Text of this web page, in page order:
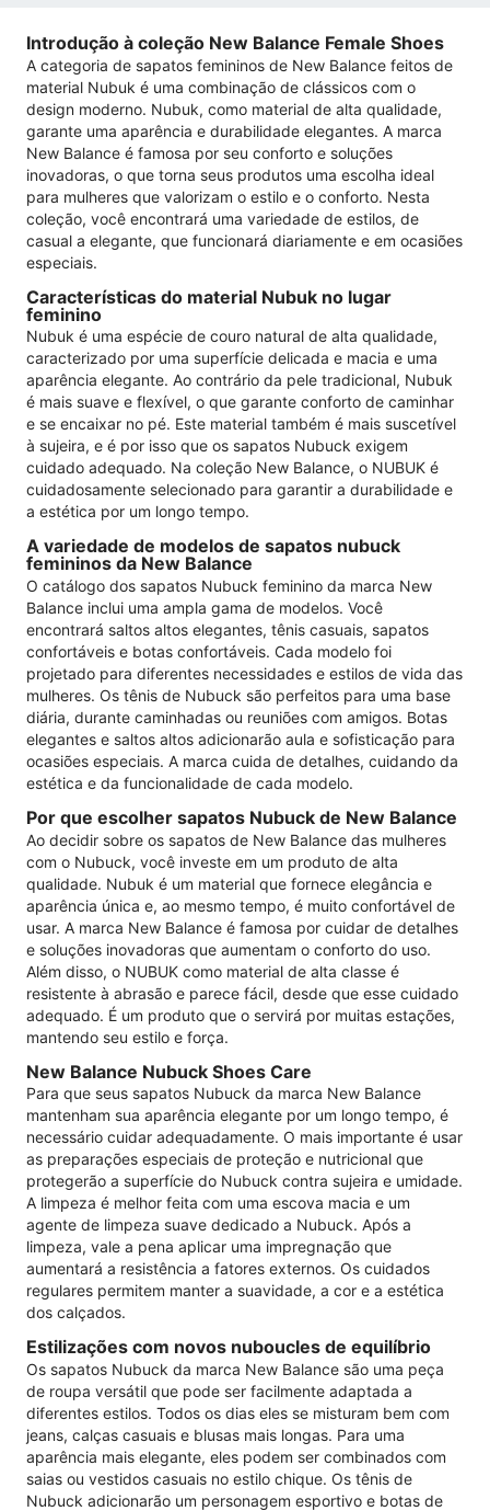
Introdução à coleção New Balance Female Shoes
A categoria de sapatos femininos de New Balance feitos de
material Nubuk é uma combinação de clássicos com o
design moderno. Nubuk, como material de alta qualidade,
garante uma aparência e durabilidade elegantes. A marca
New Balance é famosa por seu conforto e soluções
inovadoras, o que torna seus produtos uma escolha ideal
para mulheres que valorizam o estilo e o conforto. Nesta
coleção, você encontrará uma variedade de estilos, de
casual a elegante, que funcionará diariamente e em ocasiões
especiais.
Características do material Nubuk no lugar
feminino
Nubuk é uma espécie de couro natural de alta qualidade,
caracterizado por uma superfície delicada e macia e uma
aparência elegante. Ao contrário da pele tradicional, Nubuk
é mais suave e flexível, o que garante conforto de caminhar
e se encaixar no pé. Este material também é mais suscetível
à sujeira, e é por isso que os sapatos Nubuck exigem
cuidado adequado. Na coleção New Balance, o NUBUK é
cuidadosamente selecionado para garantir a durabilidade e
a estética por um longo tempo.
A variedade de modelos de sapatos nubuck
femininos da New Balance
O catálogo dos sapatos Nubuck feminino da marca New
Balance inclui uma ampla gama de modelos. Você
encontrará saltos altos elegantes, tênis casuais, sapatos
confortáveis ​​e botas confortáveis. Cada modelo foi
projetado para diferentes necessidades e estilos de vida das
mulheres. Os tênis de Nubuck são perfeitos para uma base
diária, durante caminhadas ou reuniões com amigos. Botas
elegantes e saltos altos adicionarão aula e sofisticação para
ocasiões especiais. A marca cuida de detalhes, cuidando da
estética e da funcionalidade de cada modelo.
Por que escolher sapatos Nubuck de New Balance
Ao decidir sobre os sapatos de New Balance das mulheres
com o Nubuck, você investe em um produto de alta
qualidade. Nubuk é um material que fornece elegância e
aparência única e, ao mesmo tempo, é muito confortável de
usar. A marca New Balance é famosa por cuidar de detalhes
e soluções inovadoras que aumentam o conforto do uso.
Além disso, o NUBUK como material de alta classe é
resistente à abrasão e parece fácil, desde que esse cuidado
adequado. É um produto que o servirá por muitas estações,
mantendo seu estilo e força.
New Balance Nubuck Shoes Care
Para que seus sapatos Nubuck da marca New Balance
mantenham sua aparência elegante por um longo tempo, é
necessário cuidar adequadamente. O mais importante é usar
as preparações especiais de proteção e nutricional que
protegerão a superfície do Nubuck contra sujeira e umidade.
A limpeza é melhor feita com uma escova macia e um
agente de limpeza suave dedicado a Nubuck. Após a
limpeza, vale a pena aplicar uma impregnação que
aumentará a resistência a fatores externos. Os cuidados
regulares permitem manter a suavidade, a cor e a estética
dos calçados.
Estilizações com novos nuboucles de equilíbrio
Os sapatos Nubuck da marca New Balance são uma peça
de roupa versátil que pode ser facilmente adaptada a
diferentes estilos. Todos os dias eles se misturam bem com
jeans, calças casuais e blusas mais longas. Para uma
aparência mais elegante, eles podem ser combinados com
saias ou vestidos casuais no estilo chique. Os tênis de
Nubuck adicionarão um personagem esportivo e botas de